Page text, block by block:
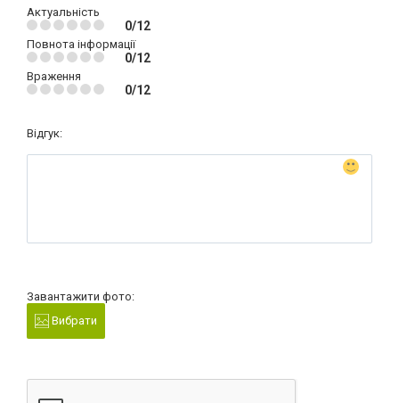
Актуальність
0/12
Повнота інформації
0/12
Враження
0/12
Відгук:
Завантажити фото:
Вибрати